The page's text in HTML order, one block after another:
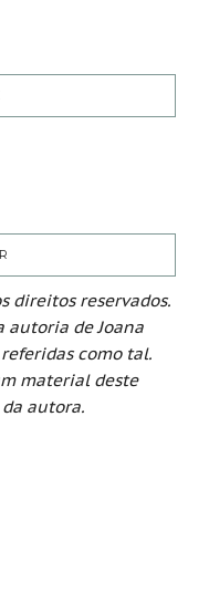
direitos reservados.
autoria de Joana
como tal.
material deste
autora.